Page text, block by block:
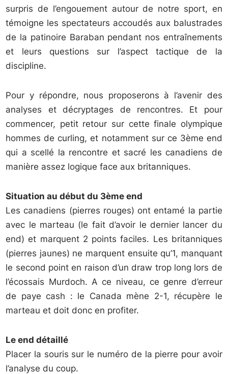
surpris de l’engouement autour de notre sport, en
témoigne les spectateurs accoudés aux balustrades
de la patinoire Baraban pendant nos entraînements
et leurs questions sur l’aspect tactique de la
discipline.
Pour y répondre, nous proposerons à l’avenir des
analyses et décryptages de rencontres. Et pour
commencer, petit retour sur cette finale olympique
hommes de curling, et notamment sur ce 3ème end
qui a scellé la rencontre et sacré les canadiens de
manière assez logique face aux britanniques.
Situation au début du 3ème end
Les canadiens (pierres rouges) ont entamé la partie
avec le marteau (le fait d’avoir le dernier lancer du
end) et marquent 2 points faciles. Les britanniques
(pierres jaunes) ne marquent ensuite qu’1, manquant
le second point en raison d’un draw trop long lors de
l’écossais Murdoch. A ce niveau, ce genre d’erreur
de paye cash : le Canada mène 2-1, récupère le
marteau et doit donc en profiter.
Le end détaillé
Placer la souris sur le numéro de la pierre pour avoir
l’analyse du coup.